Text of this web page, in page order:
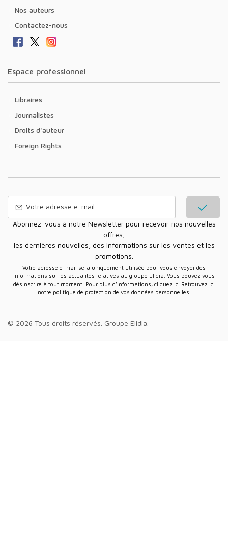
Nos auteurs
Contactez-nous
Espace professionnel
Libraires
Journalistes
Droits d'auteur
Foreign Rights
Abonnez-vous à notre Newsletter pour recevoir nos nouvelles
offres,
les dernières nouvelles, des informations sur les ventes et les
promotions.
Votre adresse e-mail sera uniquement utilisée pour vous envoyer des
informations sur les actualités relatives au groupe Elidia. Vous pouvez vous
désinscrire à tout moment. Pour plus d’informations, cliquez ici Retrouvez ici
notre politique de protection de vos données personnelles
© 2026 Tous droits réservés. Groupe Elidia